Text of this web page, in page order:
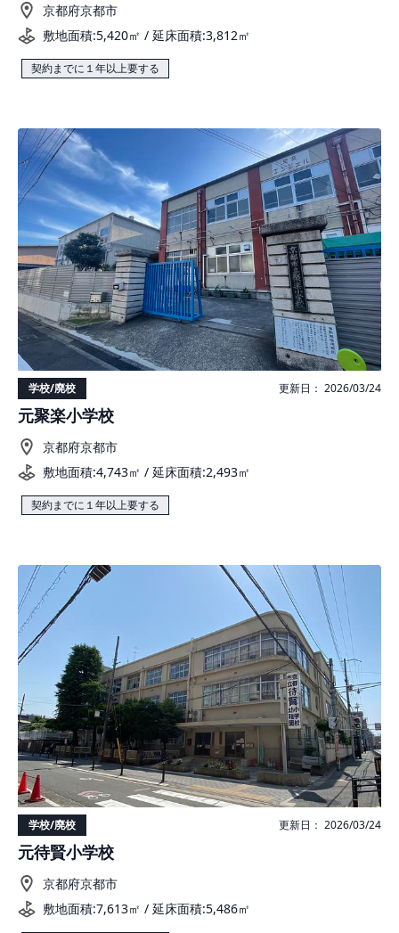
京都府京都市
敷地面積:5,420㎡ / 延床面積:3,812㎡
契約までに１年以上要する
学校/廃校 更新日： 2026/03/24
元聚楽小学校
京都府京都市
敷地面積:4,743㎡ / 延床面積:2,493㎡
契約までに１年以上要する
学校/廃校 更新日： 2026/03/24
元待賢小学校
京都府京都市
敷地面積:7,613㎡ / 延床面積:5,486㎡